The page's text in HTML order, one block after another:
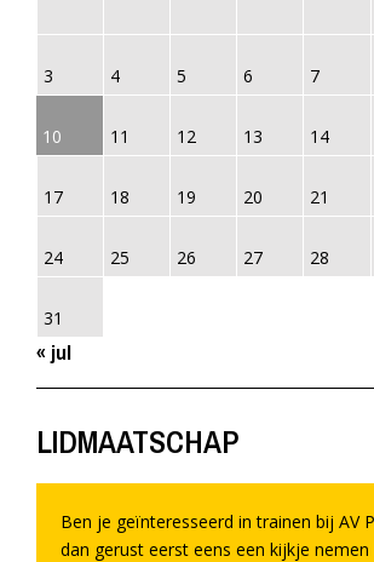
3 4 5 6 7
10 11 12 13 14
17 18 19 20 21
24 25 26 27 28
31
« jul
LIDMAATSCHAP
Ben je geïnteresseerd in trainen bij AV
dan gerust eerst eens een kijkje nemen